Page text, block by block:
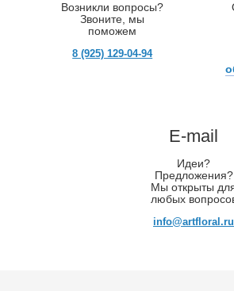
Возникли вопросы?
Звоните, мы
поможем
8 (925) 129-04-94
E-mail
Идеи?
Предложения?
Мы открыты
любых
info@artfloral.ru